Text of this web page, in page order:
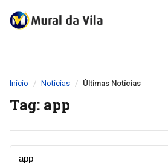
Início Notícias Últimas Notícias
Tag: app